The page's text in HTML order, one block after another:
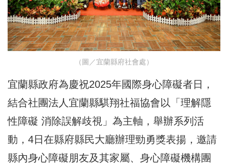
（圖／宜蘭縣府社會處）
宜蘭縣政府為慶祝2025年國際身心障礙者日，
結合社團法人宜蘭縣騏翔社福協會以「理解隱
性障礙 消除誤解歧視」為主軸，舉辦系列活
動，4日在縣府縣民大廳辦理勁勇獎表揚，邀請
縣內身心障礙朋友及其家屬、身心障礙機構團